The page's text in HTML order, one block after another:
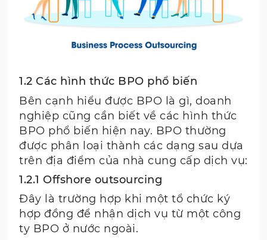
1.2 Các hình thức BPO phổ biến
Bên cạnh hiểu được BPO là gì, doanh
nghiệp cũng cần biết về các hình thức
BPO phổ biến hiện nay. BPO thường
được phân loại thành các dạng sau dựa
trên địa điểm của nhà cung cấp dịch vụ:
1.2.1 Offshore outsourcing
Đây là trường hợp khi một tổ chức ký
hợp đồng để nhận dịch vụ từ một công
ty BPO ở nước ngoài.